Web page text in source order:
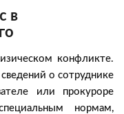
в
конфликте.
о сотруднике
или прокуроре
нормам,